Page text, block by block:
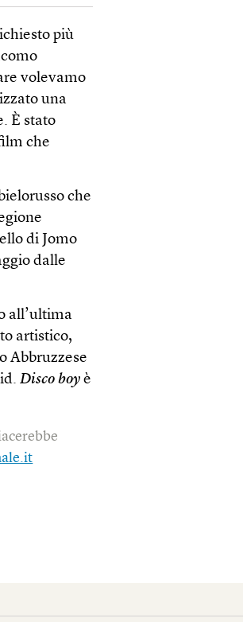
più
volevamo
una
È stato
che
che
di Jomo
dalle
all’ultima
artistico,
Abbruzzese
Disco boy è